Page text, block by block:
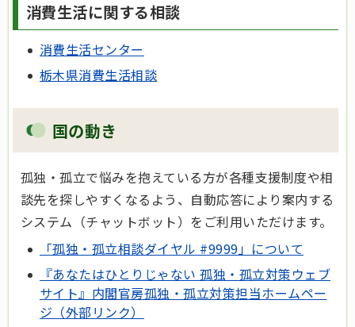
消費生活に関する相談
消費生活センター
栃木県消費生活相談
国の動き
孤独・孤立で悩みを抱えている方が各種支援制度や相
談先を探しやすくなるよう、自動応答により案内する
システム（チャットボット）をご利用いただけます。
「孤独・孤立相談ダイヤル #9999」について
『あなたはひとりじゃない 孤独・孤立対策ウェブ
サイト』内閣官房孤独・孤立対策担当ホームペー
ジ（外部リンク）